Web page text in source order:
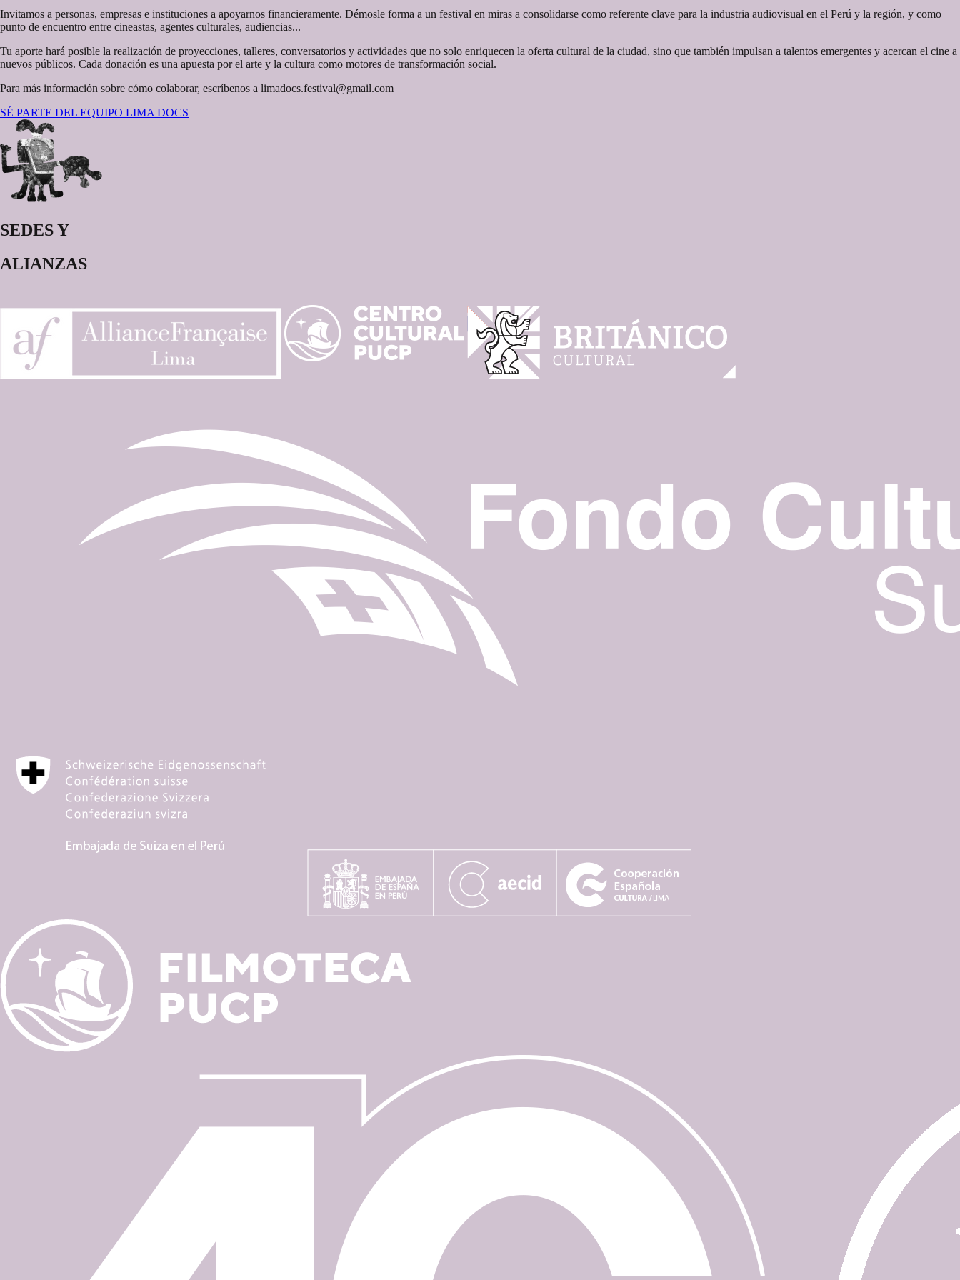
Invitamos a personas, empresas e instituciones a apoyarnos financieramente. Démosle forma a un festival en miras a consolidarse como referente clave para la industria audiovisual en el Perú y la región, y como
punto de encuentro entre cineastas, agentes culturales, audiencias...
Tu aporte hará posible la realización de proyecciones, talleres, conversatorios y actividades que no solo enriquecen la oferta cultural de la ciudad, sino que también impulsan a talentos emergentes y acercan el cine a
nuevos públicos. Cada donación es una apuesta por el arte y la cultura como motores de transformación social.
Para más información sobre cómo colaborar, escríbenos a limadocs.festival@gmail.com
SÉ PARTE DEL EQUIPO LIMA DOCS
SEDES Y
ALIANZAS